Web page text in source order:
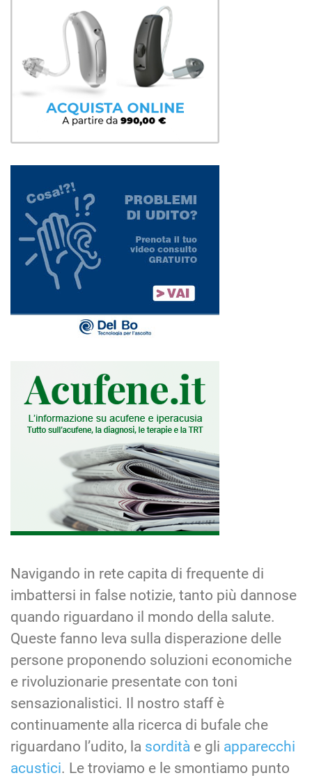
Navigando in rete capita di frequente di
imbattersi in false notizie, tanto più dannose
quando riguardano il mondo della salute.
Queste fanno leva sulla disperazione delle
persone proponendo soluzioni economiche
e rivoluzionarie presentate con toni
sensazionalistici. Il nostro staff è
continuamente alla ricerca di bufale che
riguardano l’udito, la sordità e gli apparecchi
acustici. Le troviamo e le smontiamo punto